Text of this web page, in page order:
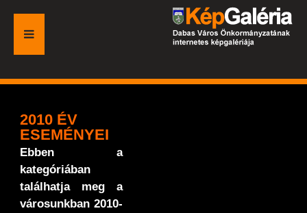
FŐOLDAL
GALÉRIA
ESEMÉNYEK
VÁROSI HONLAP
2010 ÉV
ESEMÉNYEI
Ebben a
kategóriában
találhatja meg a
városunkban 2010-